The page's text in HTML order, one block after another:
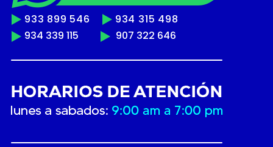
933 899 546
934 315 498
934 339 115
907 322 646